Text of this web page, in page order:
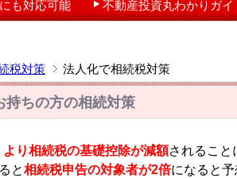
も対応可能 不動産投資丸わかりガ
税対策 法人化で相続税対策
持ちの方の相続対策
り相続税の基礎控除が減額されること
と相続税申告の対象者が2倍になると